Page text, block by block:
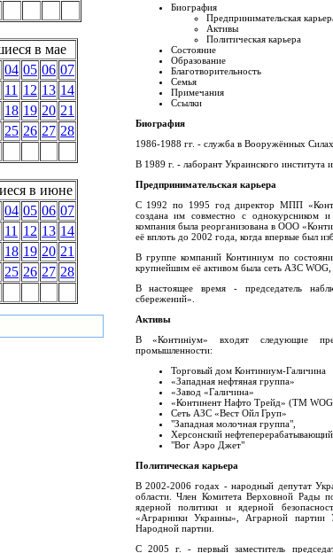
в мае
04 05 06 07
11 12 13 14
18 19 20 21
25 26 27 28
в июне
04 05 06 07
11 12 13 14
18 19 20 21
25 26 27 28
Биография
Предпринимательская
Активы
Политическая карьера
Состояние
Образование
Благотворительность
Семья
Примечания
Ссылки
Биография
1986-1988 гг. - служба в Вооружённых
В 1989 г. - лаборант Украинского института
Предпринимательская карьера
С 1992 по 1995 год директор МПП
создана им совместно с однокурсником
компания была реорганизована в ООО
её вплоть до 2002 года, когда впервые был
В группе компаний Континиум по
крупнейшим её активом была сеть АЗС
В настоящее время - председатель
сбережений».
Активы
В «Континіум» входят следующие
промышленности:
Торговый дом Континиум-Галичина
«Западная нефтяная группа»
«Завод «Галичина»
«Континент Нафто Трейд» (ТМ
Сеть АЗС «Вест Ойл Груп»
"Западная молочная группа",
Херсонский нефтеперерабатывающий
"Вог Аэро Джет"
Политическая карьера
В 2002-2006 годах - народный депутат
области. Член Комитета Верховной Рады
ядерной политики и ядерной
«Аграрники Украины», Аграрной партии
Народной партии.
С 2005 г. - первый заместитель